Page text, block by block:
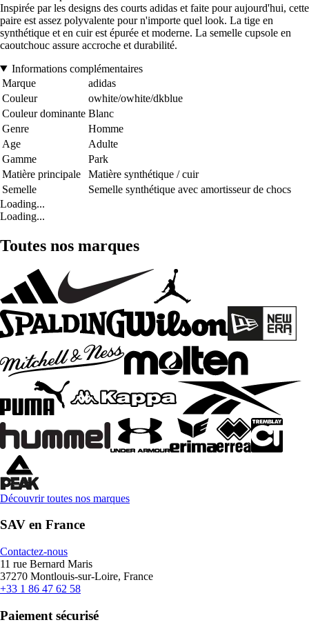
Inspirée par les designs des courts adidas et faite pour aujourd'hui, cette
paire est assez polyvalente pour n'importe quel look. La tige en
synthétique et en cuir est épurée et moderne. La semelle cupsole en
caoutchouc assure accroche et durabilité.
Informations complémentaires
Marque
adidas
Couleur
owhite/owhite/dkblue
Couleur dominante Blanc
Genre
Homme
Age
Adulte
Gamme
Park
Matière principale
Matière synthétique / cuir
Semelle
Semelle synthétique avec amortisseur de chocs
Loading...
Loading...
Toutes nos marques
Découvrir toutes nos marques
SAV en France
Contactez-nous
11 rue Bernard Maris
37270 Montlouis-sur-Loire, France
+33 1 86 47 62 58
Paiement sécurisé